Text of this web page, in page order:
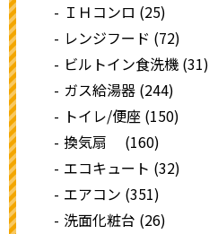
ＩＨコンロ (25)
レンジフード (72)
ビルトイン食洗機 (31)
ガス給湯器 (244)
トイレ/便座 (150)
換気扇 (160)
エコキュート (32)
エアコン (351)
洗面化粧台 (26)